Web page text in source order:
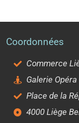
Coordonnées
Commerce
Galerie Opéra
Place de la
4000 Liège